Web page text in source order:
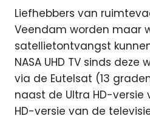
Liefhebbers van
Veendam worden maar
satellietontvangst
NASA UHD TV sinds
via de Eutelsat (13
naast de Ultra HD-versie
HD-versie van de